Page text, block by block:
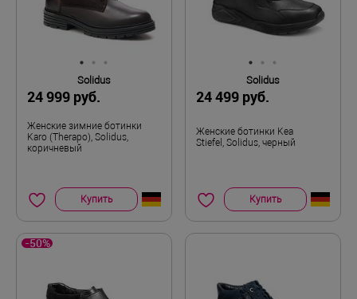
Solidus
24 999 руб.
Женские зимние ботинки
Karo (Therapo), Solidus,
коричневый
Купить
Solidus
24 499 руб.
Женские ботинки Kea
Stiefel, Solidus, черный
Купить
-50%